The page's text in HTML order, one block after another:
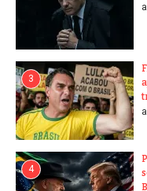
3
4